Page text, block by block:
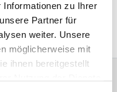
Informationen zu Ihrer
Partner für
weiter. Unsere
möglicherweise mit
ihnen bereitgestellt
km 131